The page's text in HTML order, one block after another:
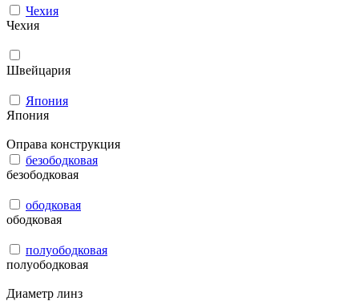
Чехия
Чехия
Швейцария
Япония
Япония
Оправа конструкция
безободковая
безободковая
ободковая
ободковая
полуободковая
полуободковая
Диаметр линз